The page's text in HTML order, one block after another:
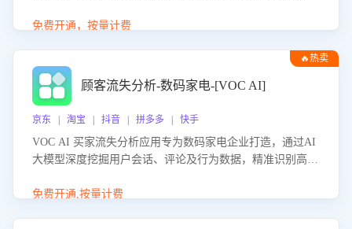
商品信息，进行多维度交叉对比，并分析消费者的比价行
企业优化营销话术、突出产品与服务优势，有效提升咨询转
化率，避免陷入单纯价格竞争，实现精准扬长避短。
免费开通，按量计费
🔥热卖
顾客流失分析-数码家电-[VOC AI]
京东 | 淘宝 | 抖音 | 拼多多 | 快手
VOC AI 买家流失分析应用专为数码家电企业打造，通过AI
大模型深度挖掘用户会话、评论及行为数据，精准识别高流
应延迟、竞品价格冲击等。系统自动输出可落地的挽回策
免费开通,按量计费